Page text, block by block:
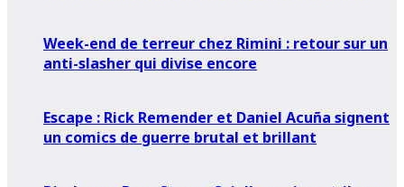
Week-end de terreur chez Rimini : retour sur un
anti-slasher qui divise encore
Escape : Rick Remender et Daniel Acuña signent
un comics de guerre brutal et brillant